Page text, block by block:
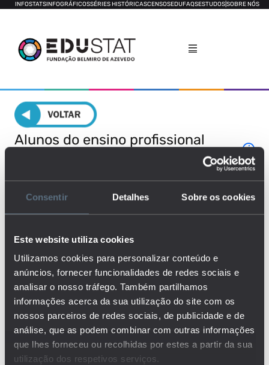
Consentir Detalhes Sobre os cookies
Este website utiliza cookies
Utilizamos cookies para personalizar conteúdo e
anúncios, fornecer funcionalidades de redes sociais e
analisar o nosso tráfego. Também partilhamos
informações acerca da sua utilização do site com os
nossos parceiros de redes sociais, de publicidade e de
análise, que as podem combinar com outras informações
que lhes forneceu ou recolhidas por estes a partir da sua
utilização dos respetivos serviços.
INFOSTATSINFOGRÁFICOSSÉRIES HISTÓRICASCENSOSEDUFAQSESTUDOSSOBRE NÓS
Alunos do ensino profissional
GERAL RELATÓRIO POR LOCAL